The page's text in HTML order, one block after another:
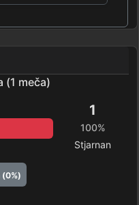
(1 meča)
1
100%
Stjarnan
(0%)